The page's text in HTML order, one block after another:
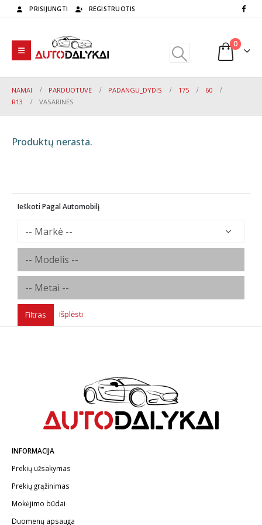
PRISIJUNGTI REGISTRUOTIS
0
NAMAI PARDUOTUVĖ PADANGU_DYDIS 175
60
R13
VASARINĖS
Produktų nerasta.
Ieškoti Pagal Automobilį
Filtras Išplėsti
INFORMACIJA
Prekių užsakymas
Prekių grąžinimas
Mokėjimo būdai
Duomenų apsauga